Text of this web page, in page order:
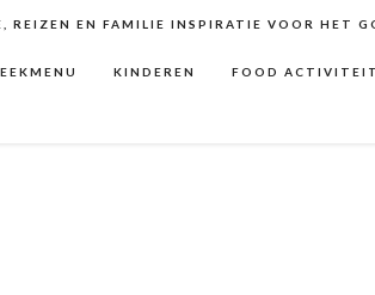
EN FAMILIE INSPIRATIE VOOR HET
KINDEREN FOOD